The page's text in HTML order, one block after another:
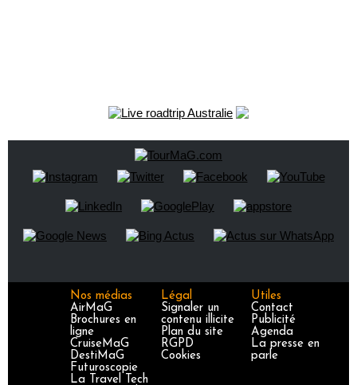
Nos médias
AirMaG
Brochures en
ligne
CruiseMaG
DestiMaG
Futuroscopie
La Travel Tech
Légal
Signaler un
contenu illicite
Plan du site
RGPD
Cookies
Utiles
Contact
Publicité
Agenda
La presse en
parle